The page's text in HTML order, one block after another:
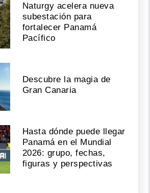
Naturgy acelera nueva
subestación para
fortalecer Panamá
Pacífico
Descubre la magia de
Gran Canaria
Hasta dónde puede llegar
Panamá en el Mundial
2026: grupo, fechas,
figuras y perspectivas